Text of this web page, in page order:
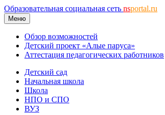
Образовательная социальная сеть nsportal.ru
Меню
Обзор возможностей
Детский проект «Алые паруса»
Аттестация педагогических работников
Детский сад
Начальная школа
Школа
НПО и СПО
ВУЗ